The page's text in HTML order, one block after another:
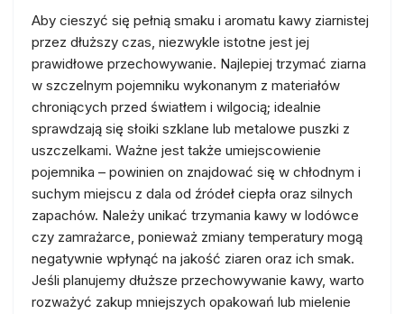
Aby cieszyć się pełnią smaku i aromatu kawy ziarnistej
przez dłuższy czas, niezwykle istotne jest jej
prawidłowe przechowywanie. Najlepiej trzymać ziarna
w szczelnym pojemniku wykonanym z materiałów
chroniących przed światłem i wilgocią; idealnie
sprawdzają się słoiki szklane lub metalowe puszki z
uszczelkami. Ważne jest także umiejscowienie
pojemnika – powinien on znajdować się w chłodnym i
suchym miejscu z dala od źródeł ciepła oraz silnych
zapachów. Należy unikać trzymania kawy w lodówce
czy zamrażarce, ponieważ zmiany temperatury mogą
negatywnie wpłynąć na jakość ziaren oraz ich smak.
Jeśli planujemy dłuższe przechowywanie kawy, warto
rozważyć zakup mniejszych opakowań lub mielenie